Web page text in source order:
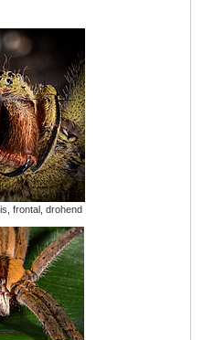
frontal, drohend